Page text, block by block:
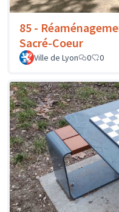
85 -
Sacré-Coeur
Ville de Lyon 0 0